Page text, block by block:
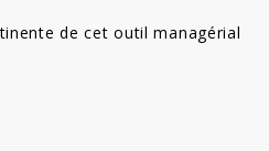
de cet outil managérial